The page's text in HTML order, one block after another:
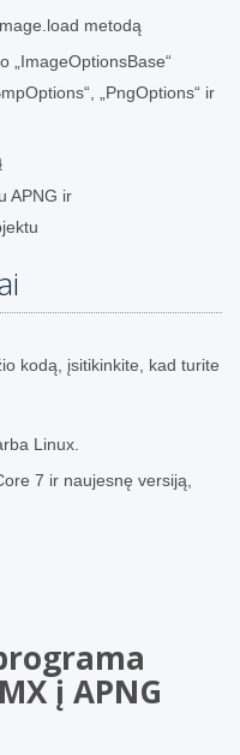
metodą
„ImageOptionsBase“
„PngOptions“ ir
APNG ir
kodą, įsitikinkite, kad turite
Linux.
7 ir naujesnę versiją,
į APNG